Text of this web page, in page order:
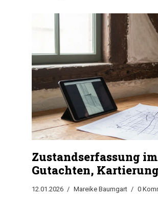
Zustandserfassung
Gutachten,
Grundlage für die
12.01.2026 Mareike Baumgart 0